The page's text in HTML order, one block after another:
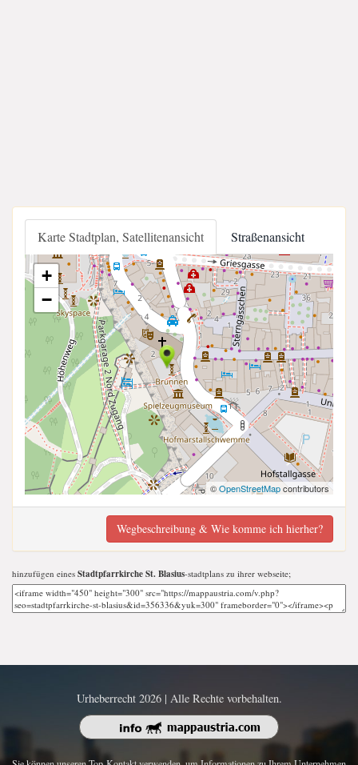
Karte Stadtplan, Satellitenansicht Straßenansicht
+
−
©OpenStreetMapcontributors
Wegbeschreibung & Wie komme ich hierher?
hinzufügen eines Stadtpfarrkirche St. Blasius-stadtplans zu ihrer webseite;
Urheberrecht 2026 | Alle Rechte vorbehalten.